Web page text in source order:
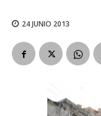
24 JUNIO 2013